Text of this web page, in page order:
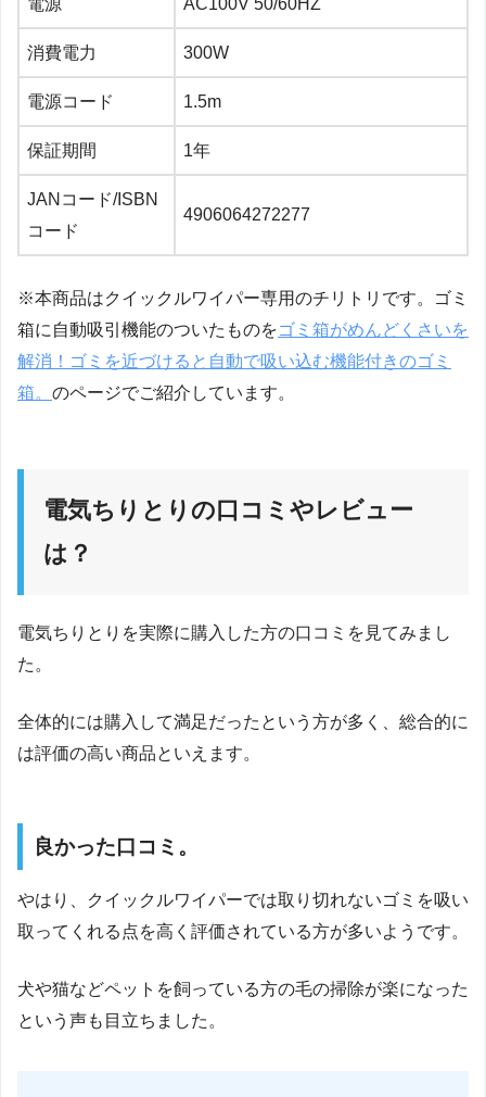
電源 AC100V 50/60HZ
消費電力 300W
電源コード 1.5m
保証期間 1年
JANコード/ISBN
コード
4906064272277
※本商品はクイックルワイパー専用のチリトリです。ゴミ
箱に自動吸引機能のついたものをゴミ箱がめんどくさいを
解消！ゴミを近づけると自動で吸い込む機能付きのゴミ
箱。 のページでご紹介しています。
電気ちりとりの口コミやレビュー
は？
電気ちりとりを実際に購入した方の口コミを見てみまし
た。
全体的には購入して満足だったという方が多く、総合的に
は評価の高い商品といえます。
良かった口コミ。
やはり、クイックルワイパーでは取り切れないゴミを吸い
取ってくれる点を高く評価されている方が多いようです。
犬や猫などペットを飼っている方の毛の掃除が楽になった
という声も目立ちました。